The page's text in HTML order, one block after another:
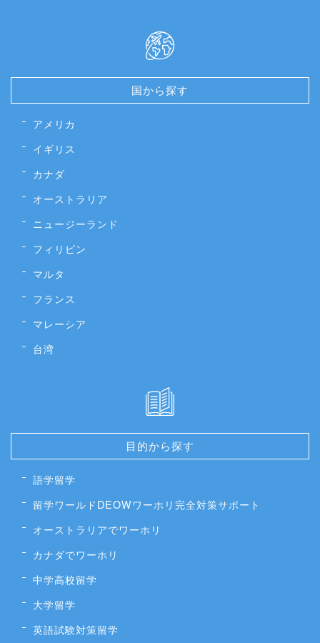
国から探す
アメリカ
イギリス
カナダ
オーストラリア
ニュージーランド
フィリピン
マルタ
フランス
マレーシア
台湾
目的から探す
語学留学
留学ワールドDEOWワーホリ完全対策サポート
オーストラリアでワーホリ
カナダでワーホリ
中学高校留学
大学留学
英語試験対策留学